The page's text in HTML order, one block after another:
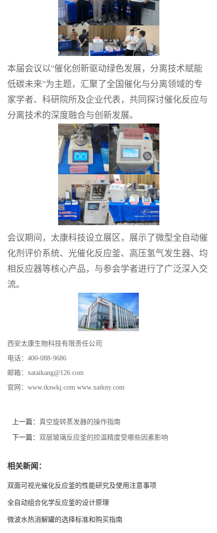
本届会议以"催化创新驱动绿色发展，分离技术赋能
低碳未来"为主题，汇聚了全国催化与分离领域的专
家学者、科研院所及企业代表，共同探讨催化反应与
分离技术的深度融合与创新发展。
会议期间，太康科技设立展区，展示了微型全自动催
化剂评价系统、 光催化反应釜、高压氢气发生器、均
相反应器等核心产品，与参会学者进行了广泛深入交
流。
西安太康生物科技有限责任公司
电话： 400-088-9686
邮箱： xataikang@126.com
官网： www.tkswkj.com www.xatkny.com
上一篇： 真空旋转蒸发器的操作指南
下一篇： 双层玻璃反应釜的控温精度受哪些因素影响
相关新闻：
双面可视光催化反应釜的性能研究及使用注意事项
全自动组合化学反应釜的设计原理
微波水热消解罐的选择标准和购买指南